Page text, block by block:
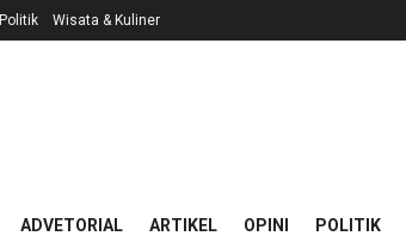
Politik Wisata & Kuliner
ADVETORIAL ARTIKEL OPINI POLITIK